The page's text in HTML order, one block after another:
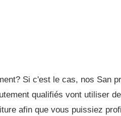
Si c'est le cas, nos San
qualifiés vont utiliser
afin que vous puissiez